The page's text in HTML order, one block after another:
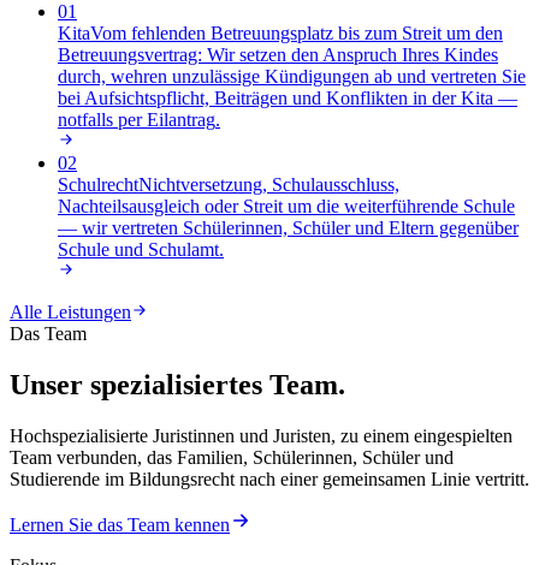
01
KitaVom fehlenden Betreuungsplatz bis zum Streit um den
Betreuungsvertrag: Wir setzen den Anspruch Ihres Kindes
durch, wehren unzulässige Kündigungen ab und vertreten Sie
bei Aufsichtspflicht, Beiträgen und Konflikten in der Kita —
notfalls per Eilantrag.
02
SchulrechtNichtversetzung, Schulausschluss,
Nachteilsausgleich oder Streit um die weiterführende Schule
— wir vertreten Schülerinnen, Schüler und Eltern gegenüber
Schule und Schulamt.
Alle Leistungen
Das Team
Unser spezialisiertes Team.
Hochspezialisierte Juristinnen und Juristen, zu einem eingespielten
Team verbunden, das Familien, Schülerinnen, Schüler und
Studierende im Bildungsrecht nach einer gemeinsamen Linie vertritt.
Lernen Sie das Team kennen